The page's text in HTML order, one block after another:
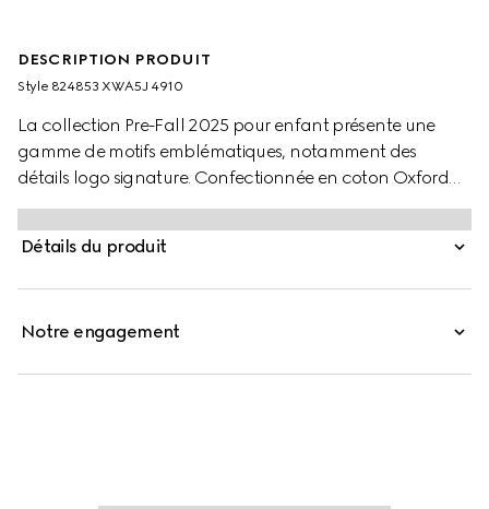
DESCRIPTION PRODUIT
Style ‎824853 XWA5J 4910
La collection Pre-Fall 2025 pour enfant présente une
gamme de motifs emblématiques, notamment des
détails logo signature. Confectionnée en coton Oxford
GG, cette chemise pour enfant rend hommage au motif
monogrammé de la Maison.
Détails du produit
Notre engagement